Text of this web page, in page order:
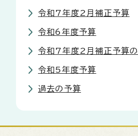
令和7年度2月補正予算
令和6年度予算
令和7年度2月補正予算
令和5年度予算
過去の予算